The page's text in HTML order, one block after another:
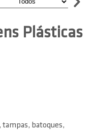
Plásticas
tampas, batoques,